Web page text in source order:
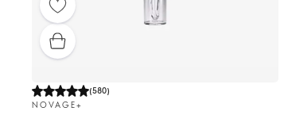
(580)
NOVAGE+